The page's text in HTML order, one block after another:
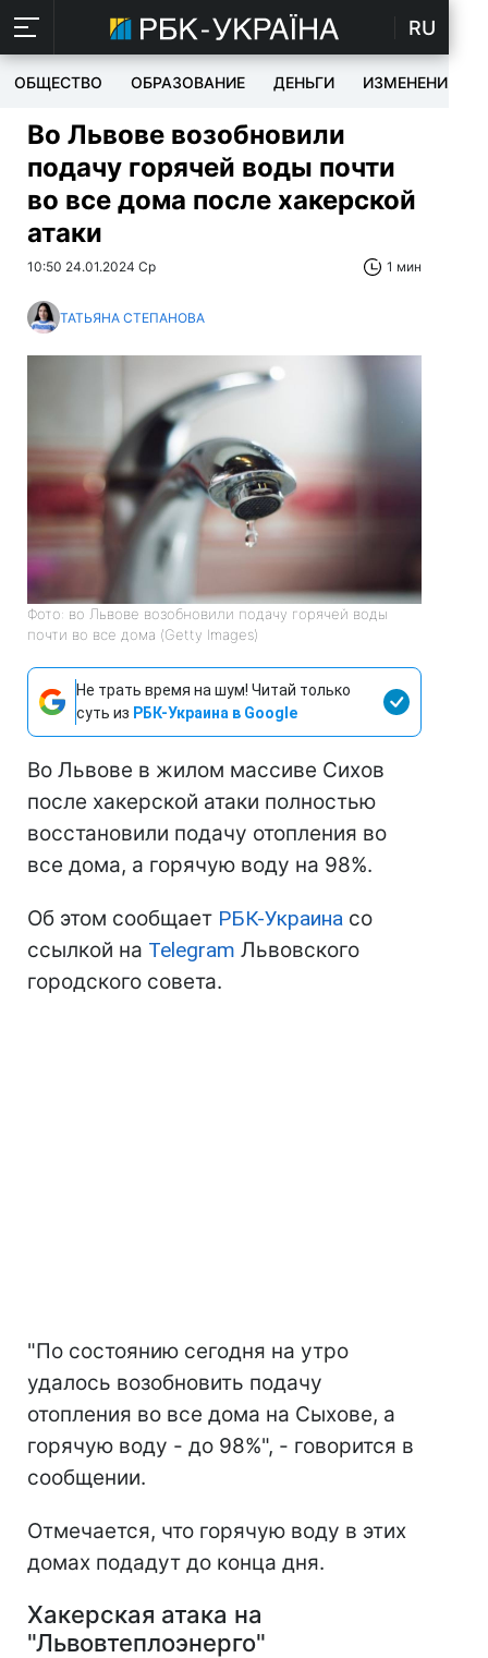
RU
ОБЩЕСТВО ОБРАЗОВАНИЕ ДЕНЬГИ ИЗМЕНЕНИЯ
Во Львове возобновили
подачу горячей воды почти
во все дома после хакерской
атаки
10:50 24.01.2024 Ср 1 мин
ТАТЬЯНА СТЕПАНОВА
Фото: во Львове возобновили подачу горячей воды
почти во все дома (Getty Images)
Не трать время на шум! Читай только
суть из РБК-Украина в Google
Во Львове в жилом массиве Сихов
после хакерской атаки полностью
восстановили подачу отопления во
все дома, а горячую воду на 98%.
Об этом сообщает РБК-Украина со
ссылкой на Telegram Львовского
городского совета.
"По состоянию сегодня на утро
удалось возобновить подачу
отопления во все дома на Сыхове, а
горячую воду - до 98%", - говорится в
сообщении.
Отмечается, что горячую воду в этих
домах подадут до конца дня.
Хакерская атака на
"Львовтеплоэнерго"